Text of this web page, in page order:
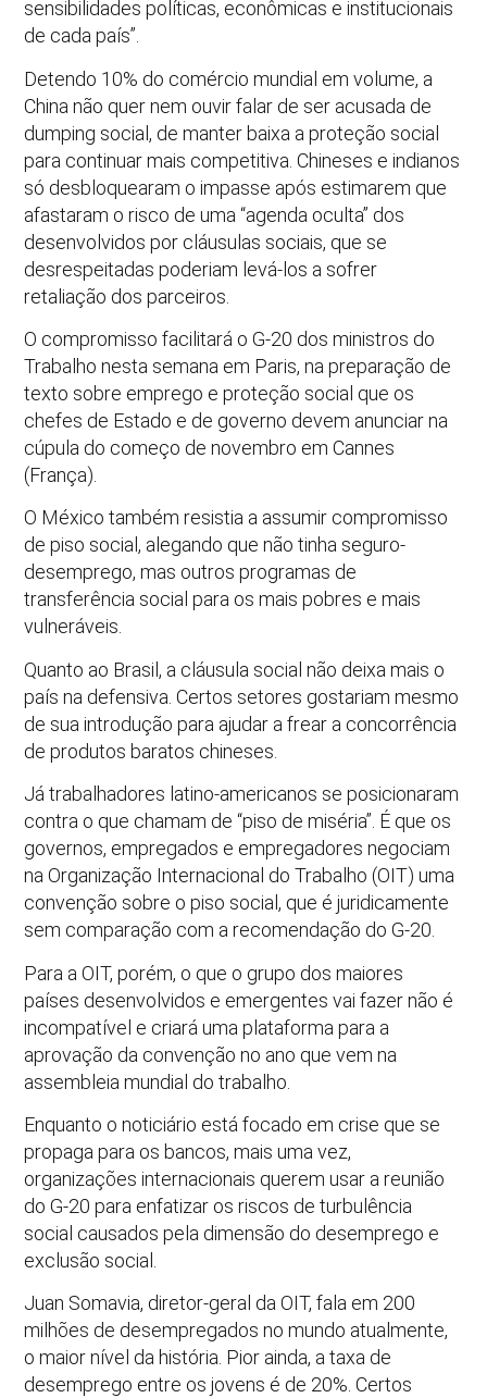
sensibilidades políticas, econômicas e institucionais
de cada país”.
Detendo 10% do comércio mundial em volume, a
China não quer nem ouvir falar de ser acusada de
dumping social, de manter baixa a proteção social
para continuar mais competitiva. Chineses e indianos
só desbloquearam o impasse após estimarem que
afastaram o risco de uma “agenda oculta” dos
desenvolvidos por cláusulas sociais, que se
desrespeitadas poderiam levá-los a sofrer
retaliação dos parceiros.
O compromisso facilitará o G-20 dos ministros do
Trabalho nesta semana em Paris, na preparação de
texto sobre emprego e proteção social que os
chefes de Estado e de governo devem anunciar na
cúpula do começo de novembro em Cannes
(França).
O México também resistia a assumir compromisso
de piso social, alegando que não tinha seguro-
desemprego, mas outros programas de
transferência social para os mais pobres e mais
vulneráveis.
Quanto ao Brasil, a cláusula social não deixa mais o
país na defensiva. Certos setores gostariam mesmo
de sua introdução para ajudar a frear a concorrência
de produtos baratos chineses.
Já trabalhadores latino-americanos se posicionaram
contra o que chamam de “piso de miséria”. É que os
governos, empregados e empregadores negociam
na Organização Internacional do Trabalho (OIT) uma
convenção sobre o piso social, que é juridicamente
sem comparação com a recomendação do G-20.
Para a OIT, porém, o que o grupo dos maiores
países desenvolvidos e emergentes vai fazer não é
incompatível e criará uma plataforma para a
aprovação da convenção no ano que vem na
assembleia mundial do trabalho.
Enquanto o noticiário está focado em crise que se
propaga para os bancos, mais uma vez,
organizações internacionais querem usar a reunião
do G-20 para enfatizar os riscos de turbulência
social causados pela dimensão do desemprego e
exclusão social.
Juan Somavia, diretor-geral da OIT, fala em 200
milhões de desempregados no mundo atualmente,
o maior nível da história. Pior ainda, a taxa de
desemprego entre os jovens é de 20%. Certos